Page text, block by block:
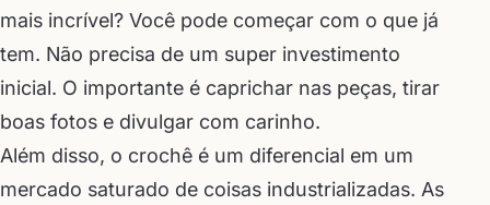
mais incrível? Você pode começar com o que já
tem. Não precisa de um super investimento
inicial. O importante é caprichar nas peças, tirar
boas fotos e divulgar com carinho.
Além disso, o crochê é um diferencial em um
mercado saturado de coisas industrializadas. As